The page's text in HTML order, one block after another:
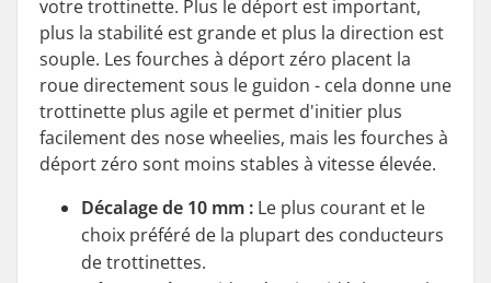
votre trottinette. Plus le déport est important,
plus la stabilité est grande et plus la direction est
souple. Les fourches à déport zéro placent la
roue directement sous le guidon - cela donne une
trottinette plus agile et permet d'initier plus
facilement des nose wheelies, mais les fourches à
déport zéro sont moins stables à vitesse élevée.
Décalage de 10 mm : Le plus courant et le
choix préféré de la plupart des conducteurs
de trottinettes.